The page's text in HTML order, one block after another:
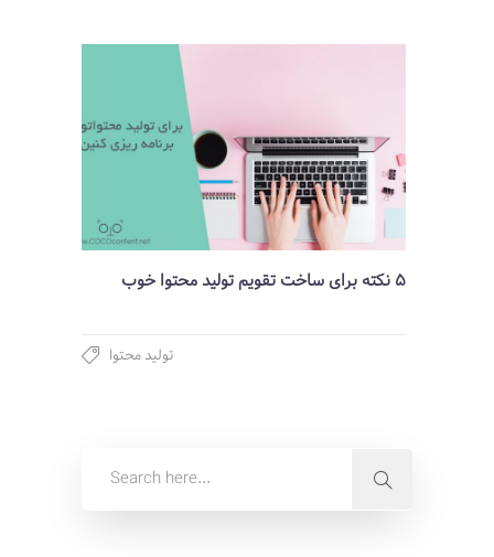
5 نکته برای ساخت تقویم تولید محتوا خوب
تولید محتوا